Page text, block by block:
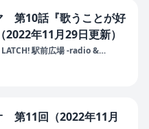
10話『歌うことが好
2022年11月29日更新）
駅前広場 -radio &
11回（2022年11月